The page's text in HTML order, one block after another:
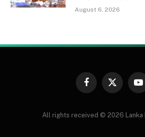
August 6, 2026
Facebook
X
All rights received © 2026 Lanka